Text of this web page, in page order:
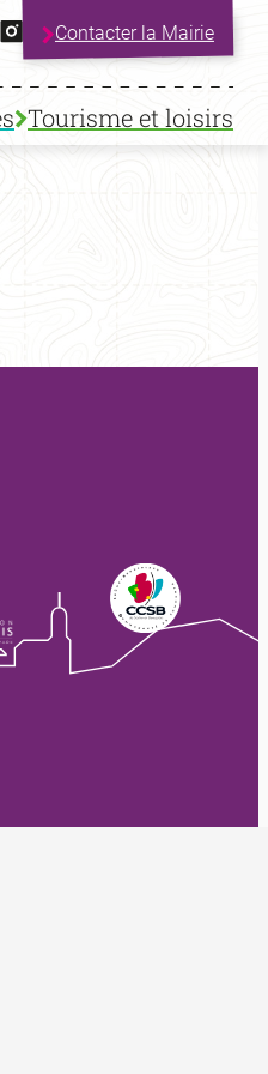
Instagram
Contacter la Mairie
Tourisme et loisirs